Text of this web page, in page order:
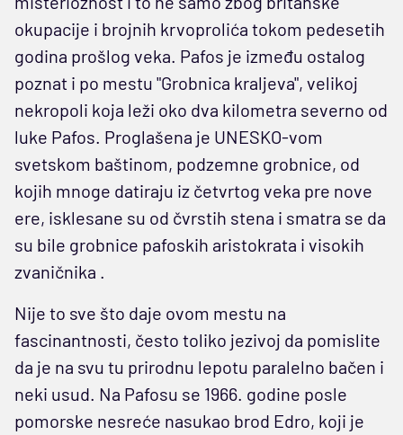
okupacije i brojnih krvoprolića tokom pedesetih
godina prošlog veka. Pafos je između ostalog
poznat i po mestu "Grobnica kraljeva", velikoj
nekropoli koja leži oko dva kilometra severno od
luke Pafos. Proglašena je UNESKO-vom
svetskom baštinom, podzemne grobnice, od
kojih mnoge datiraju iz četvrtog veka pre nove
ere, isklesane su od čvrstih stena i smatra se da
su bile grobnice pafoskih aristokrata i visokih
zvaničnika .
Nije to sve što daje ovom mestu na
fascinantnosti, često toliko jezivoj da pomislite
da je na svu tu prirodnu lepotu paralelno bačen i
neki usud. Na Pafosu se 1966. godine posle
pomorske nesreće nasukao brod Edro, koji je